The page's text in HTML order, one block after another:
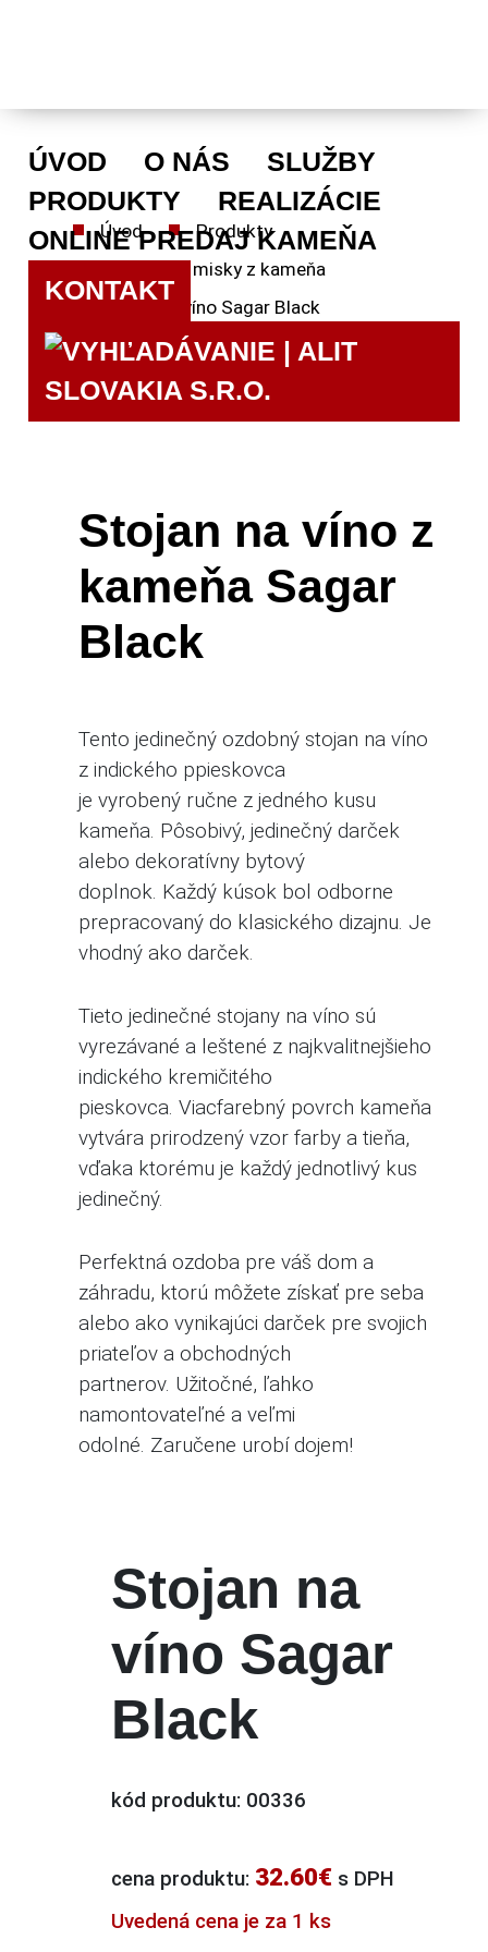
ÚVOD O NÁS
SLUŽBY
PRODUKTY
REALIZÁCIE
ONLINE PREDAJ KAMEŇA
KONTAKT
Úvod
Produkty
Dekoračné misky z kameňa
Stojan na víno Sagar Black
Stojan na víno z
kameňa Sagar
Black
Tento jedinečný ozdobný stojan na víno
z indického ppieskovca
je vyrobený ručne z jedného kusu
kameňa. Pôsobivý, jedinečný darček
alebo dekoratívny bytový
doplnok. Každý kúsok bol odborne
prepracovaný do klasického dizajnu. Je
vhodný ako darček.
Tieto jedinečné stojany na víno sú
vyrezávané a leštené z najkvalitnejšieho
indického kremičitého
pieskovca. Viacfarebný povrch kameňa
vytvára prirodzený vzor farby a tieňa,
vďaka ktorému je každý jednotlivý kus
jedinečný.
Perfektná ozdoba pre váš dom a
záhradu, ktorú môžete získať pre seba
alebo ako vynikajúci darček pre svojich
priateľov a obchodných
partnerov. Užitočné, ľahko
namontovateľné a veľmi
odolné. Zaručene urobí dojem!
Stojan na
víno Sagar
Black
kód produktu: 00336
cena produktu: 32.60€ s DPH
Uvedená cena je za 1 ks
ÚVOD
O
NÁS
SLUŽBY
PRODUKTY
PREDAJ
VYHĽADÁVANIE